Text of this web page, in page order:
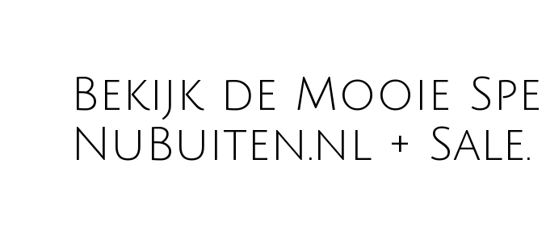
Bekijk de Mooie
NuBuiten.nl + Sale.